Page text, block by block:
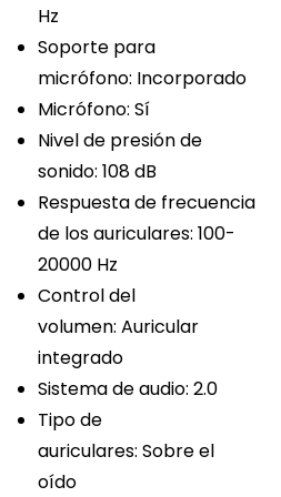
Hz
Soporte para
micrófono: Incorporado
Micrófono: Sí
Nivel de presión de
sonido: 108 dB
Respuesta de frecuencia
de los auriculares: 100-
20000 Hz
Control del
volumen: Auricular
integrado
Sistema de audio: 2.0
Tipo de
auriculares: Sobre el
oído